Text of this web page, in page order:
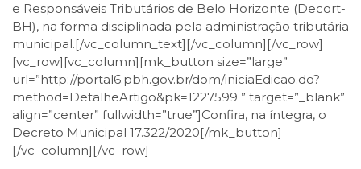
e Responsáveis Tributários de Belo Horizonte (Decort-
BH), na forma disciplinada pela administração tributária
municipal.[/vc_column_text][/vc_column][/vc_row]
[vc_row][vc_column][mk_button size=”large”
url=”http://portal6.pbh.gov.br/dom/iniciaEdicao.do?
method=DetalheArtigo&pk=1227599 ” target=”_blank”
align=”center” fullwidth=”true”]Confira, na íntegra, o
Decreto Municipal 17.322/2020[/mk_button]
[/vc_column][/vc_row]